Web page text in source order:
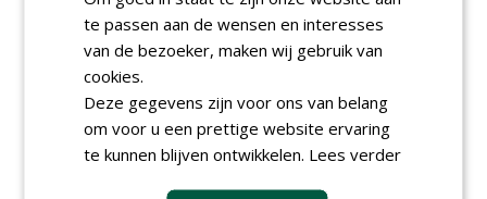
ambities stranden
dinsdag 8 september 2026
Rooftop Symposium viert
dakontwikkeling
vrijdag 18 september 2026
te passen aan de wensen en interesses
van de bezoeker, maken wij gebruik van
cookies.
Deze gegevens zijn voor ons van belang
om voor u een prettige website ervaring
te kunnen blijven ontwikkelen. Lees verder